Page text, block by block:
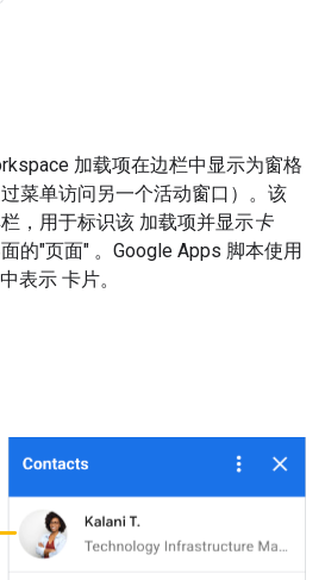
加载项在边栏中显示为窗格
菜单访问另一个活动窗口）。该
，用于标识该 加载项并显示卡
的"页面" 。Google Apps 脚本使用
表示 卡片。